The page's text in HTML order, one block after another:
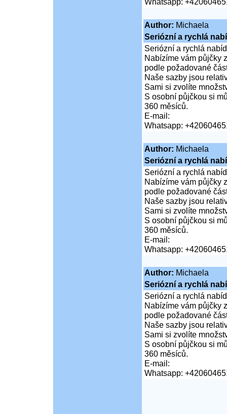
Author: Michaela
Seriózní a rychlá
Seriózní a rychlá
Nabízíme vám půjčky
podle požadované
Naše sazby jsou
Sami si zvolíte
S osobní půjčkou si
360 měsíců.
E-mail:
Whatsapp:
Author: Michaela
Seriózní a rychlá
Seriózní a rychlá
Nabízíme vám půjčky
podle požadované
Naše sazby jsou
Sami si zvolíte
S osobní půjčkou si
360 měsíců.
E-mail:
Whatsapp:
Author: Michaela
Seriózní a rychlá
Seriózní a rychlá
Nabízíme vám půjčky
podle požadované
Naše sazby jsou
Sami si zvolíte
S osobní půjčkou si
360 měsíců.
E-mail:
Whatsapp: